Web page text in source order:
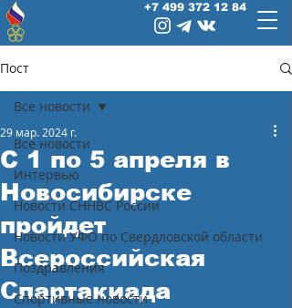
+7 499 372 12 84
Пост
Все новости
Интервью
Новости СННВС России
Новости УФО по Свердловской области
Поздравления
Спортивные новости
Все новости
C 1 по 5 апреля в
Новосибирске
пройдет
Всероссийская
Спартакиада
29 мар. 2024 г.